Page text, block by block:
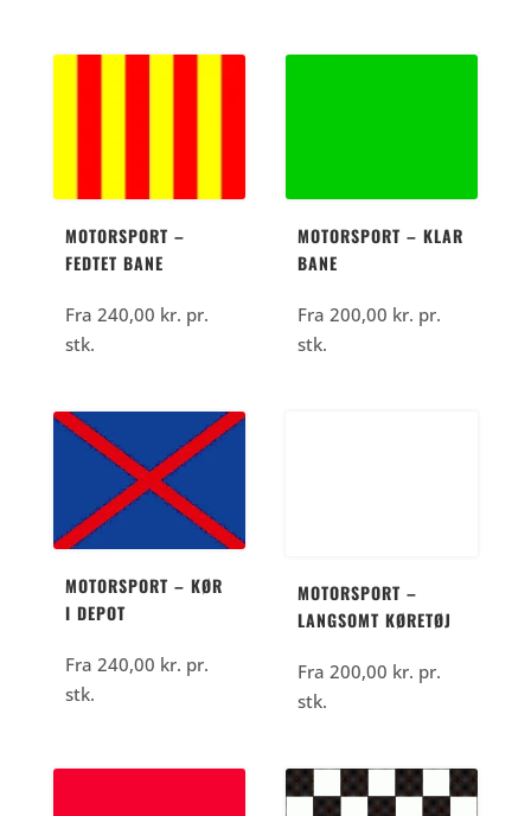
MOTORSPORT –
FEDTET BANE
Fra 240,00 kr. pr.
stk.
MOTORSPORT – KLAR
BANE
Fra 200,00 kr. pr.
stk.
MOTORSPORT – KØR
I DEPOT
Fra 240,00 kr. pr.
stk.
MOTORSPORT –
LANGSOMT KØRETØJ
Fra200,00 kr. pr.
stk.